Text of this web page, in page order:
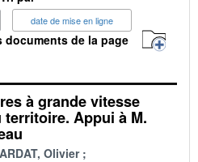
date de mise en ligne
de la page
à grande vitesse
territoire. Appui à M.
Olivier